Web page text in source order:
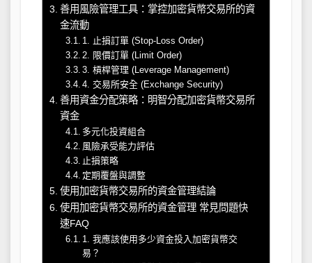
善用風險管理工具：掌控加密貨幣交易所的資
金流動
1. 止損訂單 (Stop-Loss Order)
2. 限價訂單 (Limit Order)
3. 槓桿管理 (Leverage Management)
4. 交易所安全 (Exchange Security)
善用資金分配策略：明智分配加密貨幣交易所
資金
多元化投資組合
風險承受能力評估
止損策略
定期覆盤與調整
使用加密貨幣交易所的資金管理結論
使用加密貨幣交易所的資金管理 常見問題快
速FAQ
1. 我應該使用多少資金投入加密貨幣交
易？